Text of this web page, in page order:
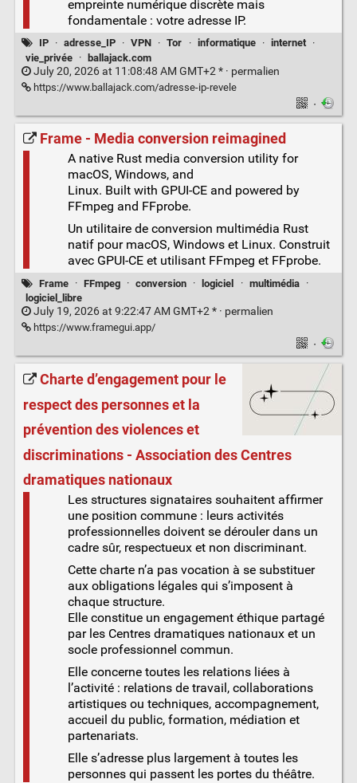
empreinte numérique discrète mais
fondamentale : votre adresse IP.
IP · adresse_IP · VPN · Tor · informatique · internet
·
vie_privée
· ballajack.com
July 20, 2026 at 11:08:48 AM GMT+2 * · permalien
https://www.ballajack.com/adresse-ip-revele
·
Frame - Media conversion reimagined
A native Rust media conversion utility for
macOS, Windows, and
Linux. Built with GPUI-CE and powered by
FFmpeg and FFprobe.
Un utilitaire de conversion multimédia Rust
natif pour macOS, Windows et Linux. Construit
avec GPUI-CE et utilisant FFmpeg et FFprobe.
Frame · FFmpeg · conversion · logiciel · multimédia
·
logiciel_libre
July 19, 2026 at 9:22:47 AM GMT+2 * · permalien
https://www.framegui.app/
·
Charte d’engagement pour le
respect des personnes et la
prévention des violences et
discriminations - Association des Centres
dramatiques nationaux
Les structures signataires souhaitent affirmer
une position commune : leurs activités
professionnelles doivent se dérouler dans un
cadre sûr, respectueux et non discriminant.
Cette charte n’a pas vocation à se substituer
aux obligations légales qui s’imposent à
chaque structure.
Elle constitue un engagement éthique partagé
par les Centres dramatiques nationaux et un
socle professionnel commun.
Elle concerne toutes les relations liées à
l’activité : relations de travail, collaborations
artistiques ou techniques, accompagnement,
accueil du public, formation, médiation et
partenariats.
Elle s’adresse plus largement à toutes les
personnes qui passent les portes du théâtre.